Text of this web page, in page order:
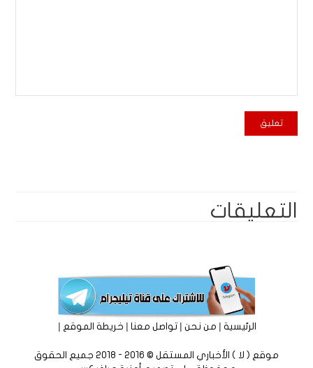
التعليقات
الرئيسية|من نحن|تواصل معنا|خريطة الموقع |
موقع ( لا ) الأخباري المستقل © 2016 - 2018 جميع الحقوق